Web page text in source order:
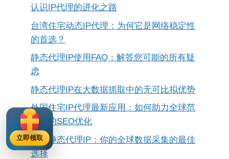
认识IP代理的进化之路
台湾住宅动态IP代理：为何它是网络稳定性
的首选？
静态代理IP使用FAQ：解答您可能的所有疑
虑
静态代理IP在大数据抓取中的无可比拟优势
外国住宅IP代理最新应用：如何助力全球范
围内的SEO优化
欧洲静态代理IP：你的全球数据采集的最佳
选择
立即领取